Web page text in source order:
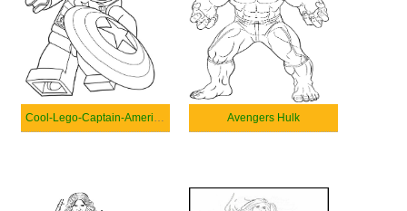
Cool-Lego-Captain-America-coloring Avengers Hulk